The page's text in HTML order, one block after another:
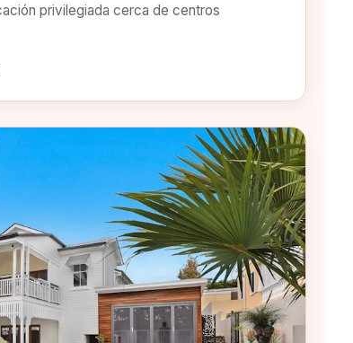
privilegiada cerca de centros